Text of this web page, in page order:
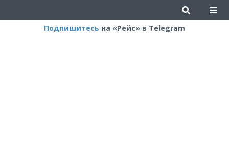
Подпишитесь на «Рейс» в Telegram